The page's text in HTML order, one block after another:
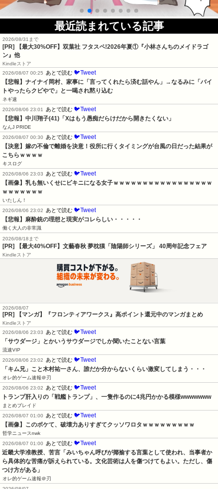
最近読まれている記事
2026/08/31まで
[PR] 【最大30%OFF】双葉社 フタスペ!2026年夏①『小林さんちのメイドラゴ
ン』他
Kindleストア
2026/08/07 00:25
あとで読む 🐦Tweet
【悲報】ナイナイ岡村、家事に「言ってくれたら済む話やん」→なるみに「バイ
トやったらクビやで」と一喝され黙り込む
ネギ速
2026/08/06 23:01
あとで読む 🐦Tweet
【悲報】中川翔子(41)「Xはもう愚痴だらけだから開きたくない」
なんJ PRIDE
2026/08/07 00:30
あとで読む 🐦Tweet
【決意】嫁の不倫で離婚を決意！役所に行くタイミングが台風の日だった結果が
こちらｗｗｗｗ
キスログ
2026/08/06 23:03
あとで読む 🐦Tweet
【画像】乳も無いくせにビキニになる女子ｗｗｗｗｗｗｗｗｗｗｗｗｗｗｗｗｗ
ｗｗｗｗｗｗｗ
いたしん！
2026/08/06 23:02
あとで読む 🐦Tweet
【悲報】麻酔銃の理想と現実がコレらしい・・・・・
働く大人の非常識
2026/08/18まで
[PR] 【最大40%OFF】文藝春秋 夢枕獏「陰陽師シリーズ」 40周年記念フェア
Kindleストア
2026/08/07
[PR] 【マンガ】『フロンティアワークス』高ポイント還元中のマンガまとめ
Kindleストア
2026/08/06 23:03
あとで読む 🐦Tweet
「サウダージ」とかいうサウダージでしか聞いたことない言葉
流速VIP
2026/08/06 23:02
あとで読む 🐦Tweet
「キム兄」こと木村祐一さん、誰だか分からないくらい激変してしまう・・・
オレ的ゲーム速報＠刃
2026/08/06 23:02
あとで読む 🐦Tweet
トランプ肝入りの「戦艦トランプ」、一隻作るのに4兆円かかる模様wwwwwww
まとめブレイド
2026/08/07 01:00
あとで読む 🐦Tweet
【画像】このボケて、破壊力ありすぎてクッソワロタｗｗｗｗｗｗｗｗｗ
哲学ニュースnwk
2026/08/07 01:00
あとで読む 🐦Tweet
近畿大学准教授、苦言「みいちゃん呼びが揶揄する言葉として使われ、当事者か
ら具体的な苦痛が訴えられている。文化芸術は人を傷つけてもよい。ただし、傷
つけ方がある」
オレ的ゲーム速報＠刃